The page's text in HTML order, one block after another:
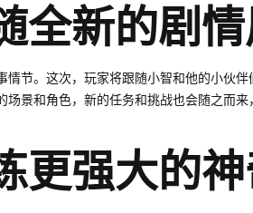
全新的剧
节。这次，玩家将跟随小智和他的小伙
景和角色，新的任务和挑战也会随之而
更强大的